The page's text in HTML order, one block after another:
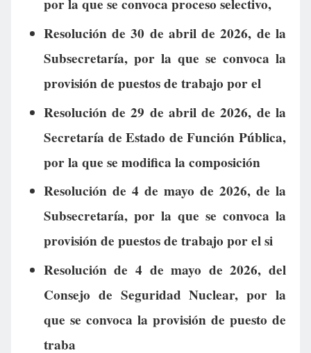
por la que se convoca proceso selectivo,
Resolución de 30 de abril de 2026, de la
Subsecretaría, por la que se convoca la
provisión de puestos de trabajo por el
Resolución de 29 de abril de 2026, de la
Secretaría de Estado de Función Pública,
por la que se modifica la composición
Resolución de 4 de mayo de 2026, de la
Subsecretaría, por la que se convoca la
provisión de puestos de trabajo por el si
Resolución de 4 de mayo de 2026, del
Consejo de Seguridad Nuclear, por la
que se convoca la provisión de puesto de
traba